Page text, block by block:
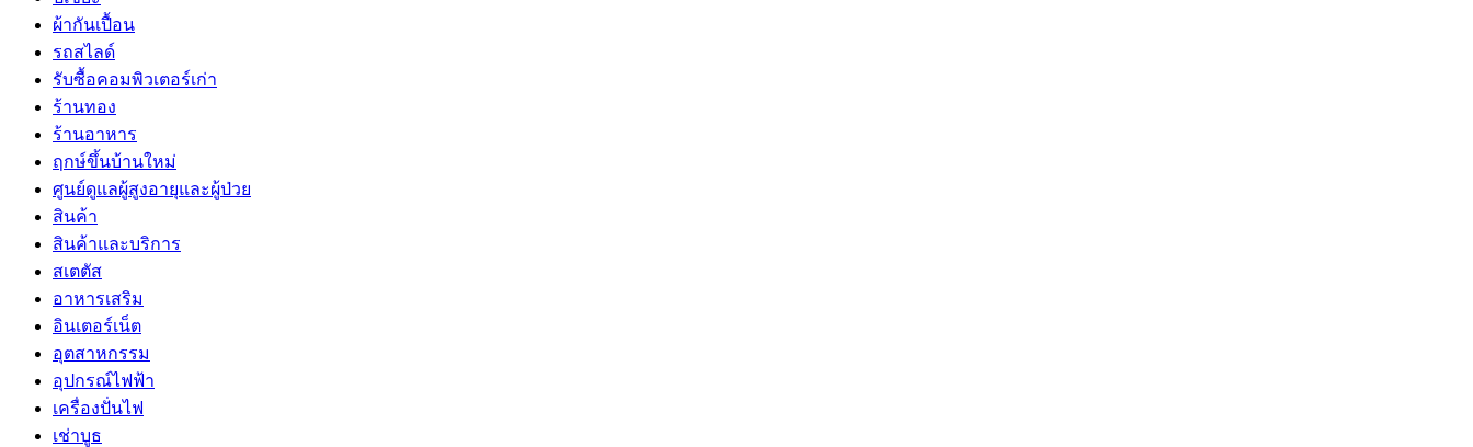
ผ้ากันเปื้อน
รถสไลด์
รับซื้อคอมพิวเตอร์เก่า
ร้านทอง
ร้านอาหาร
ฤกษ์ขึ้นบ้านใหม่
ศูนย์ดูแลผู้สูงอายุและผู้ป่วย
สินค้า
สินค้าและบริการ
สเตตัส
อาหารเสริม
อินเตอร์เน็ต
อุตสาหกรรม
อุปกรณ์ไฟฟ้า
เครื่องปั่นไฟ
เช่าบูธ